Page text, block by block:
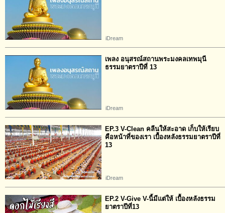
iDream
เพลง อนุสรณ์สถานพระมงคลเทพมุนี
ธรรมยาตราปีที่ 13
iDream
EP.3 V-Clean คลีนให้สะอาด เก็บให้เรียบ
คือหน้าที่ของเรา เบื้องหลังธรรมยาตราปีที่​
13
iDream
EP.2 V-Give V-นี้มีแต่ให้ เบื้องหลังธรรม
ยาตราปีที่​13